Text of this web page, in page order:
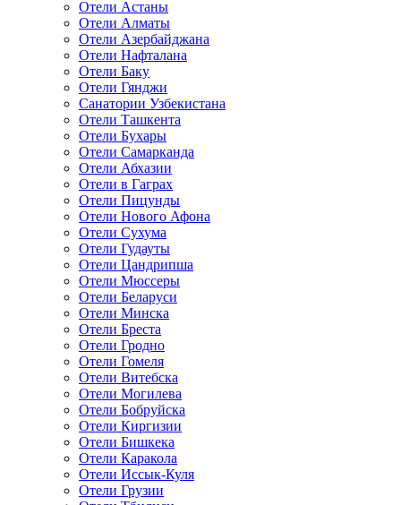
Отели Астаны
Отели Алматы
Отели Азербайджана
Отели Нафталана
Отели Баку
Отели Гянджи
Санатории Узбекистана
Отели Ташкента
Отели Бухары
Отели Самарканда
Отели Абхазии
Отели в Гаграх
Отели Пицунды
Отели Нового Афона
Отели Сухума
Отели Гудауты
Отели Цандрипша
Отели Мюссеры
Отели Беларуси
Отели Минска
Отели Бреста
Отели Гродно
Отели Гомеля
Отели Витебска
Отели Могилева
Отели Бобруйска
Отели Киргизии
Отели Бишкека
Отели Каракола
Отели Иссык-Куля
Отели Грузии